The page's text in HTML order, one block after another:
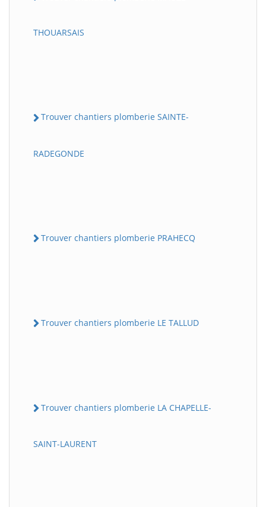
THOUARSAIS
Trouver chantiers plomberie SAINTE-
RADEGONDE
Trouver chantiers plomberie PRAHECQ
Trouver chantiers plomberie LE TALLUD
Trouver chantiers plomberie LA CHAPELLE-
SAINT-LAURENT